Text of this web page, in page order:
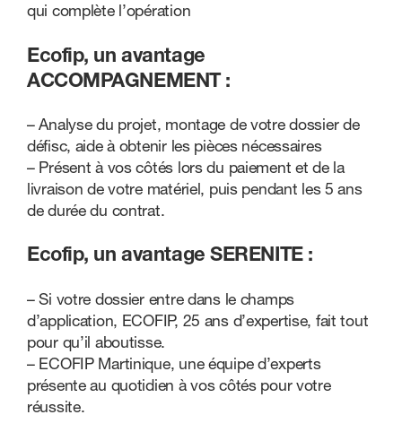
qui complète l’opération
Ecofip, un avantage
ACCOMPAGNEMENT :
– Analyse du projet, montage de votre dossier de
défisc, aide à obtenir les pièces nécessaires
– Présent à vos côtés lors du paiement et de la
livraison de votre matériel, puis pendant les 5 ans
de durée du contrat.
Ecofip, un avantage SERENITE :
– Si votre dossier entre dans le champs
d’application, ECOFIP, 25 ans d’expertise, fait tout
pour qu’il aboutisse.
– ECOFIP Martinique, une équipe d’experts
présente au quotidien à vos côtés pour votre
réussite.